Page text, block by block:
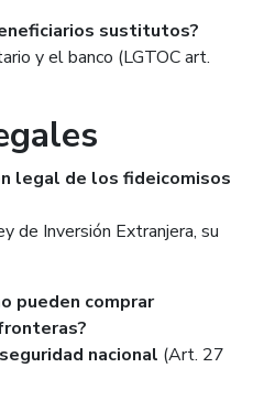
sustitutos?
y el banco (LGTOC art.
legal de los fideicomisos
de Inversión Extranjera, su
pueden comprar
nacional (Art. 27